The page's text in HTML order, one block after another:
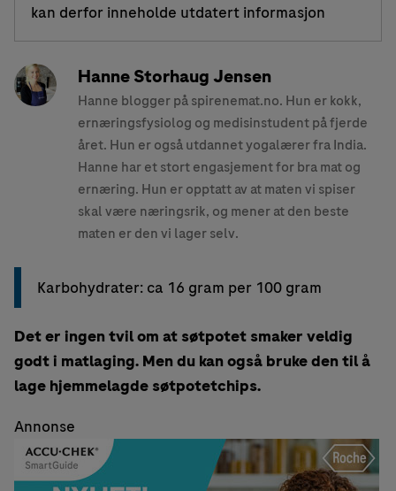
kan derfor inneholde utdatert informasjon
Hanne Storhaug Jensen
Hanne blogger på spirenemat.no. Hun er kokk,
ernæringsfysiolog og medisinstudent på fjerde
året. Hun er også utdannet yogalærer fra India.
Hanne har et stort engasjement for bra mat og
ernæring. Hun er opptatt av at maten vi spiser
skal være næringsrik, og mener at den beste
maten er den vi lager selv.
Karbohydrater: ca 16 gram per 100 gram
Det er ingen tvil om at søtpotet smaker veldig
godt i matlaging. Men du kan også bruke den til å
lage hjemmelagde søtpotetchips.
Annonse